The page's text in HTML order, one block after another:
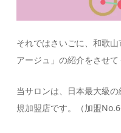
それではさいごに、和歌
アージュ」の紹介をさせて
当サロンは、日本最大級
規加盟店です。（加盟